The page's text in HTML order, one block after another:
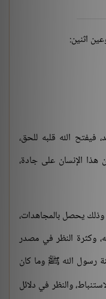
اثنين:
فيفتح الله قلبه للحق،
هذا الإنسان على جادة،
وذلك يحصل بالمجاهدات،
وكثرة النظر في مصدر
رسول الله ﷺ وما كان
والنظر في دلائل